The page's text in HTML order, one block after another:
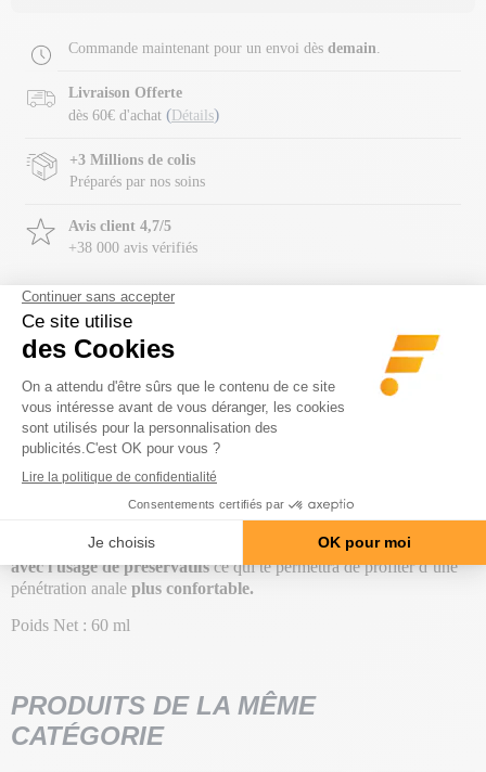
Commande maintenant pour un envoi dès demain.
Livraison Offerte
dès 60€ d'achat ( Détails)
+3 Millions de colis
Préparés par nos soins
Avis client 4,7/5
+38 000 avis vérifiés
Description
gel
transparentdéveloppé par Labophytopourfaciliter la
pénétration anale. Ce gel possède 2 actions :
Anesthésiantpourdécontracter l'anus
Hydratantintense pourdétendre les muqueuses
permet unepénétration en
mais plus intense . En plus, son utilisation estcompatible
avec l'usage de préservatifsce qui te permettra de profiter d’une
pénétration anale plus confortable.
Poids Net : 60 ml
PRODUITS DE LA MÊME
CATÉGORIE